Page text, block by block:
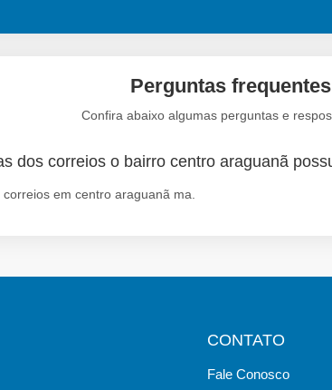
Perguntas
Confira abaixo algumas perguntas e
dos correios o bairro centro araguanã
em centro araguanã ma.
CONTATO
Fale Conosco